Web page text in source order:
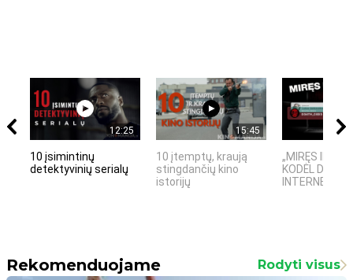
12:25
10 įsimintinų
detektyvinių serialų
15:45
10 įtemptų, kraują
stingdančių kino
istorijų
„MIRĘS
KODĖL
INTERNETO
Rekomenduojame Rodyti visus